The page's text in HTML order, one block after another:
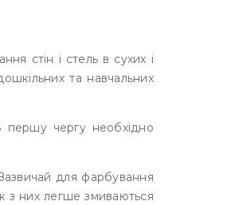
стін і стель в сухих і
та навчальних
першу чергу необхідно
для фарбування
з них легше змиваються